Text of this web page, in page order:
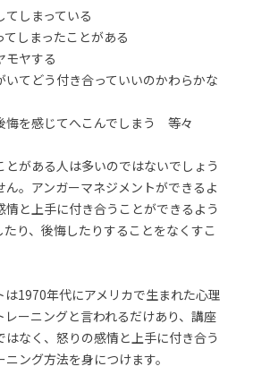
しまっている
しまったことがある
モヤする
いてどう付き合っていいのかわらかな
悔を感じてへこんでしまう 等々
とがある人は多いのではないでしょう
。アンガーマネジメントができるよ
情と上手に付き合うことができるよう
り、後悔したりすることをなくすこ
は1970年代にアメリカで生まれた心理
レーニングと言われるだけあり、講座
はなく、怒りの感情と上手に付き合う
ング方法を身につけます。